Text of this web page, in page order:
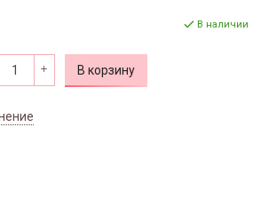
В наличии
В корзину